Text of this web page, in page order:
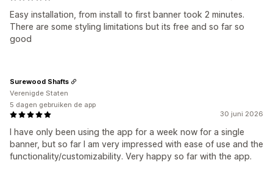
Easy installation, from install to first banner took 2 minutes.
There are some styling limitations but its free and so far so
good
30 juni 2026
I have only been using the app for a week now for a single
banner, but so far I am very impressed with ease of use and the
functionality/customizability. Very happy so far with the app.
Surewood Shafts
Verenigde Staten
5 dagen gebruiken de app